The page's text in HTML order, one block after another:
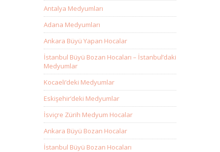
Antalya Medyumları
Adana Medyumları
Ankara Büyü Yapan Hocalar
İstanbul Büyü Bozan Hocaları – İstanbul’daki
Medyumlar
Kocaeli’deki Medyumlar
Eskişehir’deki Medyumlar
İsviçre Zürih Medyum Hocalar
Ankara Büyü Bozan Hocalar
İstanbul Büyü Bozan Hocaları